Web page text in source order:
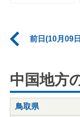
前日(10月09
中国地方
鳥取県